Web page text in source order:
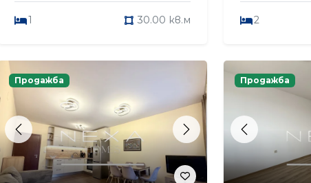
1 30.00 кв.м 2
Previous Next
Продажба
Previous
Продажба